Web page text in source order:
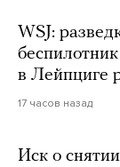
WSJ:
в Лейпциге
17 часов назад
Иск о